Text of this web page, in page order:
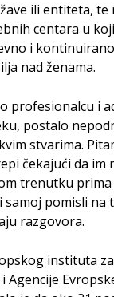
ili entiteta,
centara u
i
nad ženama.
profesionalcu i
postalo
stvarima.
čekajući da im
trenutku
samoj pomisli na
razgovora.
instituta